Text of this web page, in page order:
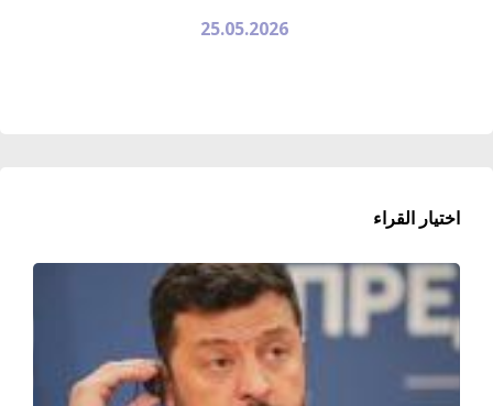
25.05.2026
اختيار القراء